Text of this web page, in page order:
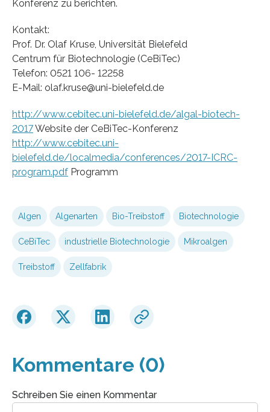
Konferenz zu berichten.
Kontakt:
Prof. Dr. Olaf Kruse, Universität Bielefeld
Centrum für Biotechnologie (CeBiTec)
Telefon: 0521 106- 12258
E-Mail: olaf.kruse@uni-bielefeld.de
http://www.cebitec.uni-bielefeld.de/algal-biotech-
2017Website der CeBiTec-Konferenz
http://www.cebitec.uni-
bielefeld.de/localmedia/conferences/2017-ICRC-
program.pdf Programm
Algen Algenarten Bio-Treibstoff Biotechnologie
CeBiTec industrielle Biotechnologie Mikroalgen
Treibstoff Zellfabrik
Kommentare (0)
Schreiben Sie einen Kommentar